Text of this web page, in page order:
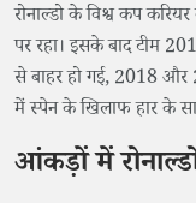
रोनाल्डो के विश्व कप
पर रहा। इसके बाद टीम
से बाहर हो गई, 2018 और
में स्पेन के खिलाफ हार के
आंकड़ों में